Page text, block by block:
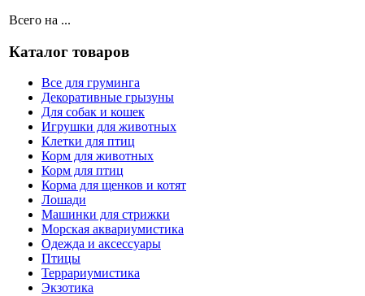
Всего на ...
Каталог товаров
Все для груминга
Декоративные грызуны
Для собак и кошек
Игрушки для животных
Клетки для птиц
Корм для животных
Корм для птиц
Корма для щенков и котят
Лошади
Машинки для стрижки
Морская аквариумистика
Одежда и аксессуары
Птицы
Террариумистика
Экзотика